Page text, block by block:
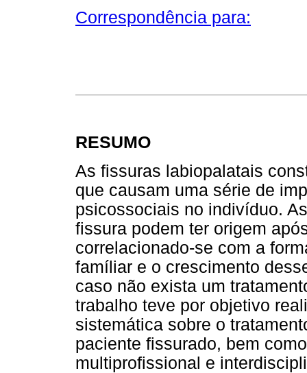
Correspondência para:
RESUMO
As fissuras labiopalatais
que causam uma série de
psicossociais no indivíduo.
fissura podem ter origem
correlacionado-se com a
famíliar e o crescimento
caso não exista um
trabalho teve por objetivo
sistemática sobre o
paciente fissurado, bem
multiprofissional e